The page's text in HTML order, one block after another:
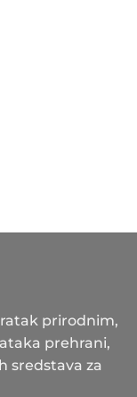
prirodnim,
prehrani,
sredstava za